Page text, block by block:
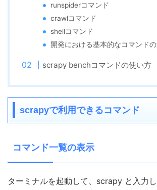
runspiderコマンド
crawlコマンド
shellコマンド
開発における基本的なコマンド
scrapy benchコマンドの使い方
scrapyで利用できるコマンド
コマンド一覧の表示
ターミナルを起動して、scrapy と入力